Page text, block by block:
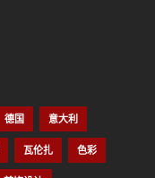
德国 意大利
瓦伦扎 色彩